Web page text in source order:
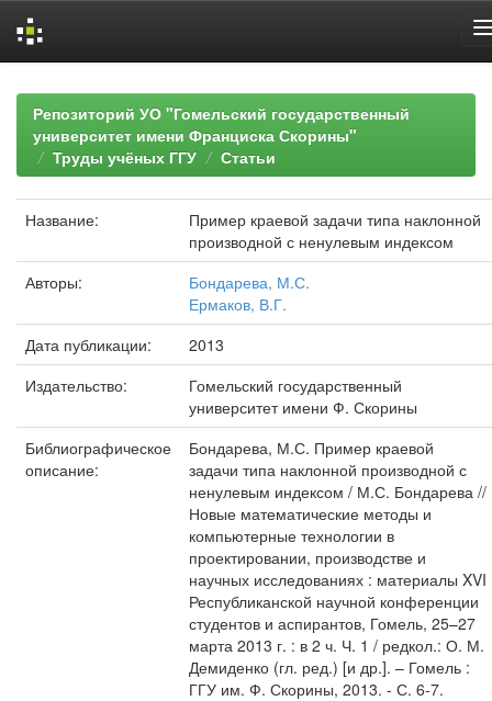
navigationРепозиторий УО "Гомельский государственный
университет имени Франциска Скорины"
Труды учёных ГГУ
Статьи
Название:
Пример краевой задачи типа наклонной
производной с ненулевым индексом
Авторы:
Бондарева, М.С.
Ермаков, В.Г.
Дата публикации:
2013
Издательство:
Гомельский государственный
университет имени Ф. Скорины
Библиографическое
описание:
Бондарева, М.С. Пример краевой
задачи типа наклонной производной с
ненулевым индексом / М.С. Бондарева //
Новые математические методы и
компьютерные технологии в
проектировании, производстве и
научных исследованиях : материалы XVI
Республиканской научной конференции
студентов и аспирантов, Гомель, 25–27
марта 2013 г. : в 2 ч. Ч. 1 / редкол.: О. М.
Демиденко (гл. ред.) [и др.]. – Гомель :
ГГУ им. Ф. Скорины, 2013. - С. 6-7.